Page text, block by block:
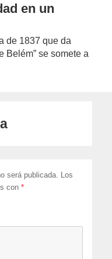
en un
de 1837 que da
Belém” se somete a
será publicada.
Los
con*